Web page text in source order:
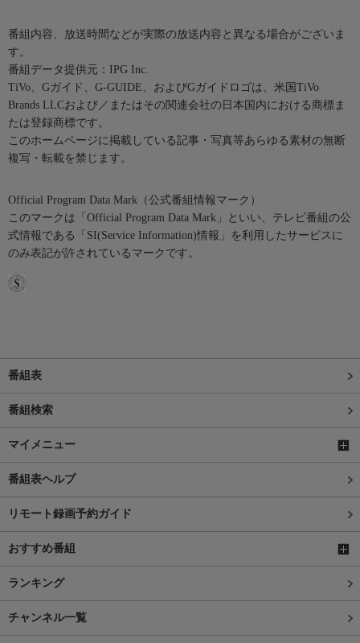
番組内容、放送時間などが実際の放送内容と異なる場合がございま
す。
番組データ提供元：IPG Inc.
TiVo、Gガイド、G-GUIDE、およびGガイドロゴは、米国TiVo
Brands LLCおよび／またはその関連会社の日本国内における商標ま
たは登録商標です。
このホームページに掲載している記事・写真等あらゆる素材の無断
複写・転載を禁じます。
Official Program Data Mark（公式番組情報マーク）
このマークは「Official Program Data Mark」といい、テレビ番組の公
式情報である「SI(Service Information)情報」を利用したサービスに
のみ表記が許されているマークです。
番組表
番組検索
マイメニュー
番組表ヘルプ
リモート録画予約ガイド
おすすめ番組
ランキング
チャンネル一覧